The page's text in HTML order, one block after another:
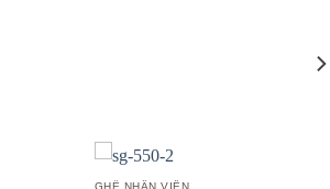
GHẾ NHÂN VIÊN